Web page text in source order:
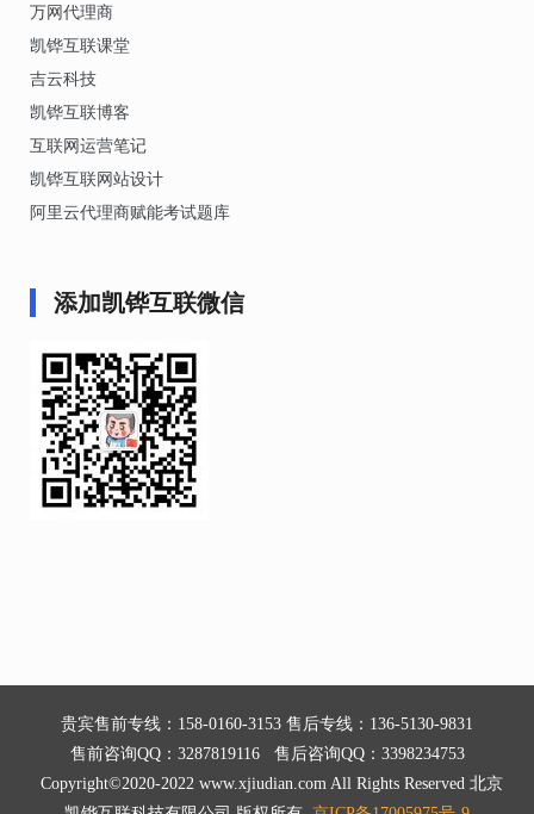
万网代理商
凯铧互联课堂
吉云科技
凯铧互联博客
互联网运营笔记
凯铧互联网站设计
阿里云代理商赋能考试题库
添加凯铧互联微信
贵宾售前专线：158-0160-3153 售后专线：136-5130-9831
售前咨询QQ：3287819116 售后咨询QQ：3398234753
Copyright©2020-2022 www.xjiudian.com All Rights Reserved 北京